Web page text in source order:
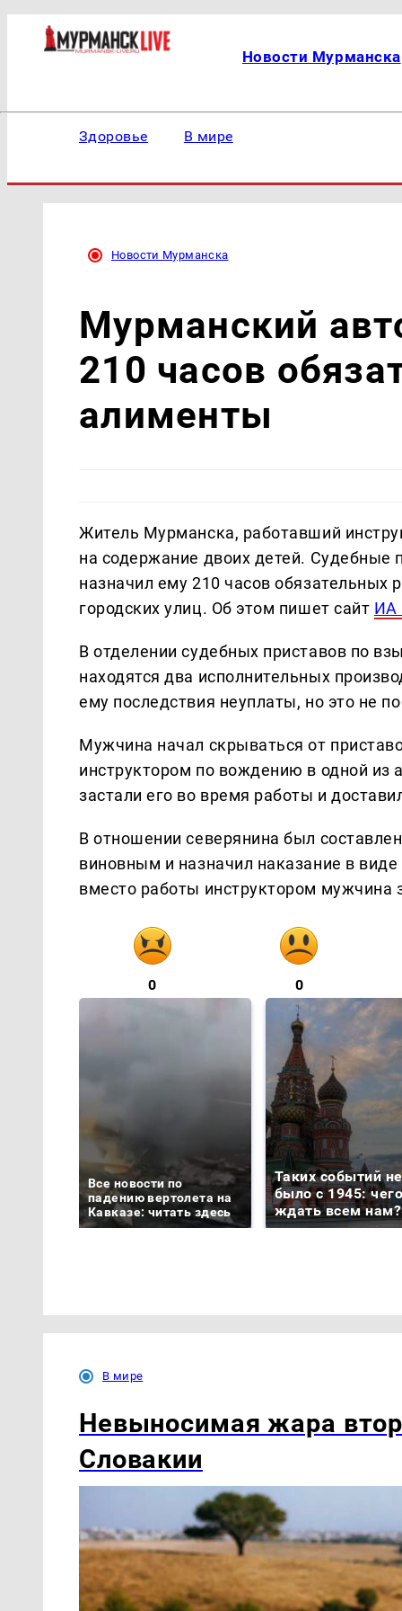
Новости Мурманска
Здоровье В мире
Новости Мурманска
Мурманский
210 часов
алименты
Житель Мурманска, работавший
на содержание двоих детей. Судебные
назначил ему 210 часов обязательных
городских улиц. Об этом пишет сайт ИА
В отделении судебных приставов по
находятся два исполнительных
ему последствия неуплаты, но это не
Мужчина начал скрываться от
инструктором по вождению в одной
застали его во время работы и
В отношении северянина был
виновным и назначил наказание в
вместо работы инструктором мужчина
0 0
Все новости по
падению вертолета на
Кавказе: читать здесь
Таких событий не
было с 1945:
ждать всем нам?
В мире
Невыносимая жара
Словакии